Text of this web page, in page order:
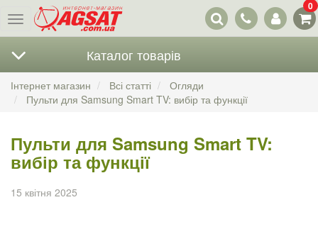
Меню
Наші
контакти
0
Каталог товарів
Інтернет магазин Всі статті
Огляди
Пульти для Samsung Smart TV: вибір та функції
Пульти для Samsung Smart TV:
вибір та функції
15 квітня 2025